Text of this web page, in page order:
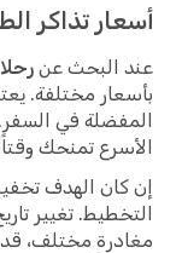
أسعار تذاكر
عند البحث عن
بأسعار مختلفة.
المفضلة في
الأسرع تمنحك
إن كان الهدف
التخطيط. تغيير
مغادرة مختلف،